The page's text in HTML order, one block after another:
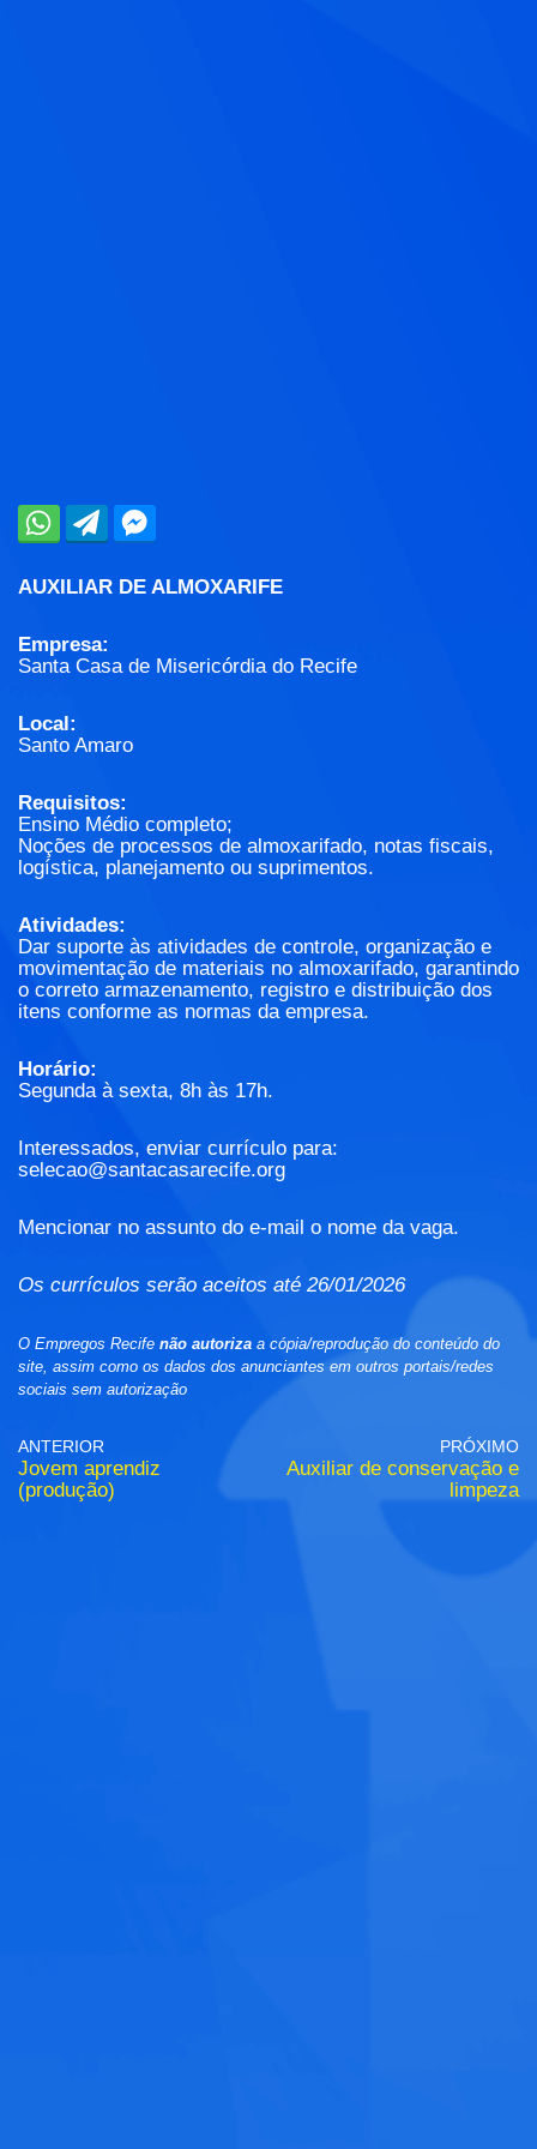
AUXILIAR DE ALMOXARIFE
Empresa:
Santa Casa de Misericórdia do Recife
Local:
Santo Amaro
Requisitos:
Ensino Médio completo;
Noções de processos de almoxarifado, notas fiscais,
logística, planejamento ou suprimentos.
Atividades:
Dar suporte às atividades de controle, organização e
movimentação de materiais no almoxarifado, garantindo
o correto armazenamento, registro e distribuição dos
itens conforme as normas da empresa.
Horário:
Segunda à sexta, 8h às 17h.
Interessados, enviar currículo para:
selecao@santacasarecife.org
Mencionar no assunto do e-mail o nome da vaga.
Os currículos serão aceitos até 26/01/2026
O Empregos Recife não autoriza a cópia/reprodução do conteúdo do
site, assim como os dados dos anunciantes em outros portais/redes
sociais sem autorização
ANTERIOR
Jovem aprendiz
(produção)
PRÓXIMO
Auxiliar de conservação e
limpeza